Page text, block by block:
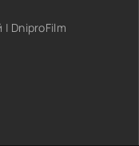
| DniproFilm